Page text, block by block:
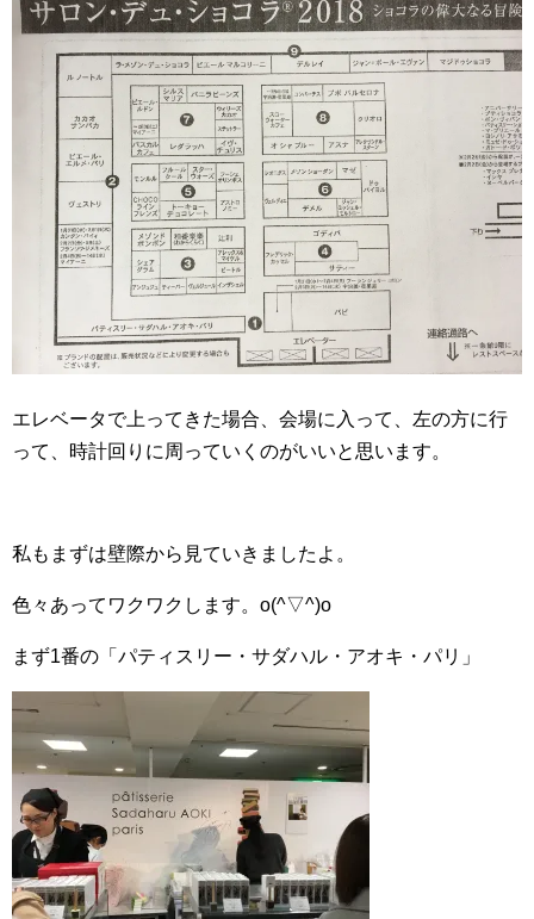
エレベータで上ってきた場合、会場に入って、左の方に行
って、時計回りに周っていくのがいいと思います。
私もまずは壁際から見ていきましたよ。
色々あってワクワクします。o(^▽^)o
まず1番の「パティスリー・サダハル・アオキ・パリ」